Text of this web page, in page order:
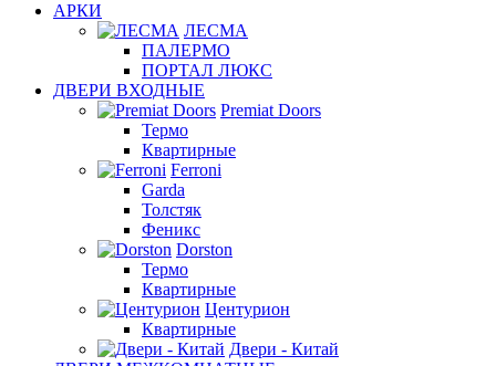
АРКИ
ЛЕСМА
ПАЛЕРМО
ПОРТАЛ ЛЮКС
ДВЕРИ ВХОДНЫЕ
Premiat Doors
Термо
Квартирные
Ferroni
Garda
Толстяк
Феникс
Dorston
Термо
Квартирные
Центурион
Квартирные
Двери - Китай